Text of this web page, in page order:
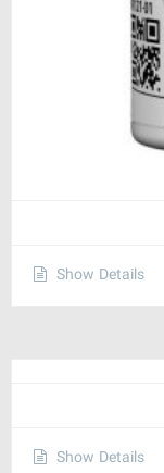
Show Details
Show Details